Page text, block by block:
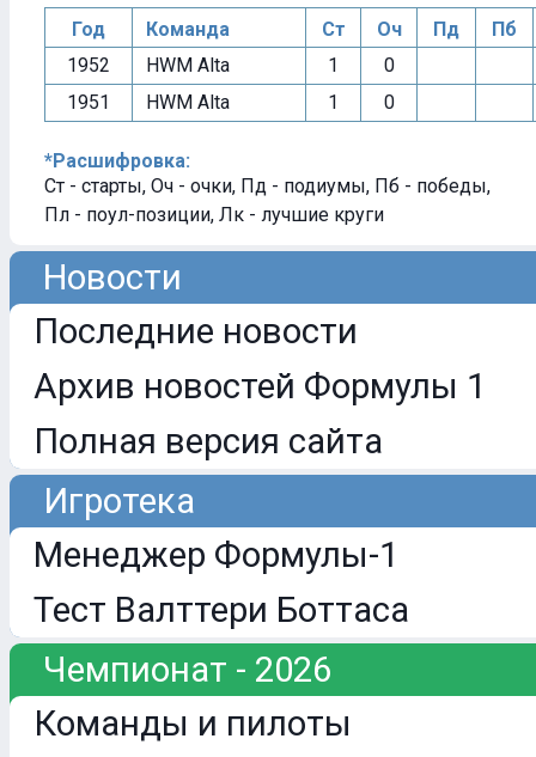
Год Команда Ст Оч Пд
Пб
1952
HWM Alta 1
0
1951
HWM Alta 1 0
*Расшифровка:
Ст - старты, Оч - очки, Пд - подиумы, Пб - победы,
Пл - поул-позиции, Лк - лучшие круги
Новости
Последние новости
Архив новостей Формулы 1
Полная версия сайта
Игротека
Менеджер Формулы-1
Тест Валттери Боттаса
Чемпионат - 2026
Команды и пилоты